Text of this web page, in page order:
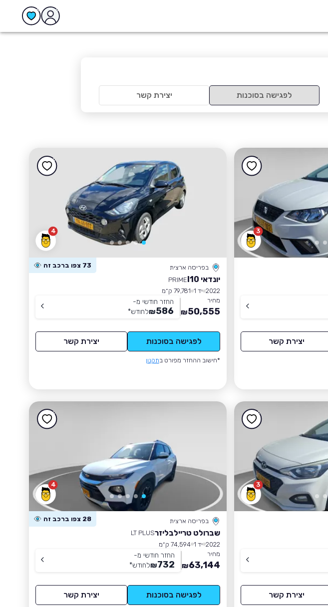
לפגישה בסוכנות יצירת קשר
3
יצירת קשר
4
בפריסה ארצית 73 צפו ברכב זה
יונדאי I10
PRIME
2022 יד 1
79,781 ק״מ
מחיר
50,555
₪
החזר חודשי מ-
586
₪לחודש*
לפגישה בסוכנות יצירת קשר
*חישוב ההחזר מפורט בתקנון
3
יצירת קשר
4
בפריסה ארצית 28 צפו ברכב זה
שברולט טריילבליזרLT PLUS
2022 יד 1
74,594 ק״מ
מחיר
63,144
₪
החזר חודשי מ-
732
₪לחודש*
לפגישה בסוכנות יצירת קשר